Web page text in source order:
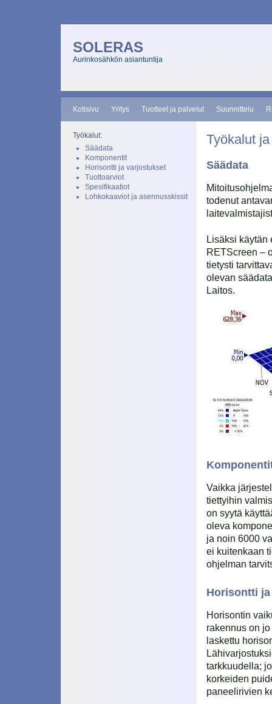
SOLERAS
Aurinkosähkön asiantuntija
Kotisivu Yritys Tuotteet ja palvelut Suunnittelu
Työkalut
Säädata
todenut
Lisäksi käytän
RETScreen –
tietysti
olevan
Laitos.
Vaikka
tiettyihin
on syytä
oleva
ja noin 6000
ei kuitenkaan
ohjelman
Horisontti
Horisontin
rakennus on
laskettu
tarkkuudella;
korkeiden
paneelirivien
Työkalut:
Säädata
Komponentit
Horisontti ja varjostukset
Tuottoarviot
Spesifikaatiot
Lohkokaaviot ja asennusskissit